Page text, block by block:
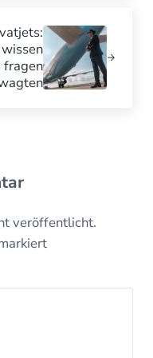
fragen
veröffentlicht.